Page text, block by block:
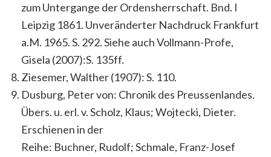
zum Untergange der Ordensherrschaft. Bnd. I
Leipzig 1861. Unveränderter Nachdruck Frankfurt
a.M. 1965. S. 292. Siehe auch Vollmann-Profe,
Gisela (2007):S. 135ff.
Ziesemer, Walther (1907): S. 110.
Dusburg, Peter von: Chronik des Preussenlandes.
Übers. u. erl. v. Scholz, Klaus; Wojtecki, Dieter.
Erschienen in der
Reihe: Buchner, Rudolf; Schmale, Franz-Josef